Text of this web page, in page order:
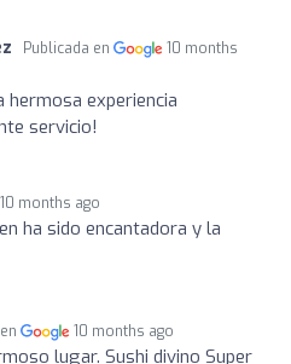
Publicada en
10 months
hermosa experiencia
servicio!
10 months ago
ha sido encantadora y la
10 months ago
lugar. Sushi divino Super